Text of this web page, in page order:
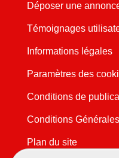
Déposer une
Témoignages
Informations légales
Paramètres des
Conditions de
Conditions
Plan du site